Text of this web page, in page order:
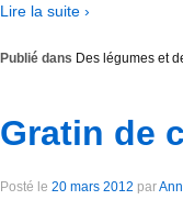
Lire la suite ›
Publié dans Des légumes et
Gratin de
Posté le 20 mars 2012 par